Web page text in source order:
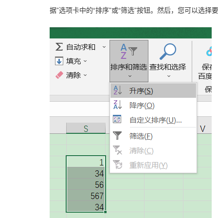
据”选项卡中的“排序”或“筛选”按钮。然后，您可以选择